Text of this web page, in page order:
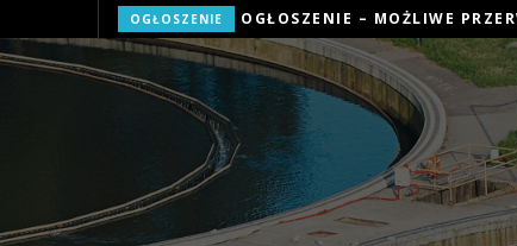
OGŁOSZENIE